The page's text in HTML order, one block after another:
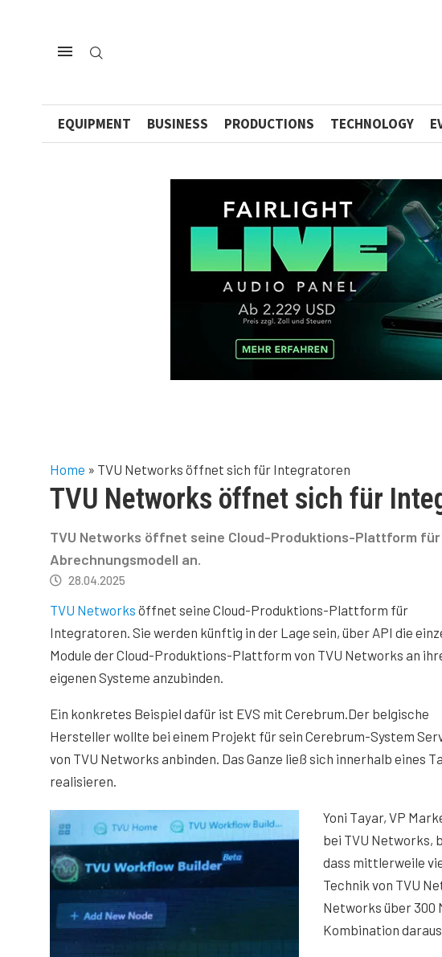
EQUIPMENT BUSINESS PRODUCTIONS TECHNOLOGY
Home » TVU Networks öffnet sich für Integratoren
TVU Networks öffnet sich für
TVU Networks öffnet seine Cloud-Produktions-Plattform
Abrechnungsmodell an.
28.04.2025
TVU Networks öffnet seine Cloud-Produktions-Plattform für
Integratoren. Sie werden künftig in der Lage sein, über API die
Module der Cloud-Produktions-Plattform von TVU Networks an
eigenen Systeme anzubinden.
Ein konkretes Beispiel dafür ist EVS mit Cerebrum.Der belgische
Hersteller wollte bei einem Projekt für sein Cerebrum-System
von TVU Networks anbinden. Das Ganze ließ sich innerhalb eines
realisieren.
Yoni Tayar, VP
bei TVU Networks,
dass mittlerweile
Technik von TVU
Networks über 300
Kombination